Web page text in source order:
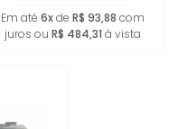
Em até 6xde R$ 93,88 com
juros ou R$ 484,31 à vista